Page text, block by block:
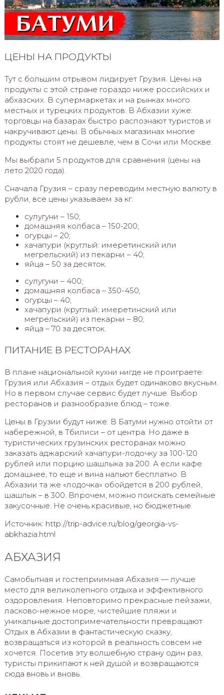
ЦЕНЫ НА ПРОДУКТЫ
Тут с большим отрывом лидирует Грузия. Цены на
продукты с этой стране гораздо ниже российских и
абхазских. В супермаркетах и на рынках много
местных и турецких продуктов. В Абхазии хуже:
торговцы на базарах быстро распознают туристов и
накручивают цены. В обычных магазинах многие
продукты стоят не дешевле, чем в Сочи или Москве.
Мы выбрали 5 продуктов для сравнения (цены на
лето 2020 года).
Сначала Грузия – сразу переводим местную валюту в
рубли, все цены указываем за кг:
сулугуни – 150;
домашняя колбаса – 150-200;
огурцы – 20;
хачапури (круглый: имеретинский или
мегрельский) из пекарни – 40;
яйца – 50 за десяток.
сулугуни – 400;
домашняя колбаса – 350-450;
огурцы – 40;
хачапури (круглый: имеретинский или
мегрельский) из пекарни – 80;
яйца – 70 за десяток.
ПИТАНИЕ В РЕСТОРАНАХ
В плане национальной кухни нигде не проиграете:
Грузия или Абхазия – отдых будет одинаково вкусным.
Но в первом случае сервис будет лучше. Выбор
ресторанов и разнообразие блюд – тоже.
Цены в Грузии будут ниже. В Батуми нужно отойти от
набережной, в Тбилиси – от центра. Но даже в
туристических грузинских ресторанах можно
заказать аджарский хачапури-лодочку за 100-120
рублей или порцию шашлыка за 200. А если кафе
домашнее, то еще и вина нальют бесплатно. В
Абхазии та же «лодочка» обойдется в 200 рублей,
шашлык – в 300. Впрочем, можно поискать семейные
закусочные. Не очень красивые, но бюджетные.
Источник: http://trip-advice.ru/blog/georgia-vs-
abkhazia.html
АБХАЗИЯ
Самобытная и гостеприимная Абхазия — лучше
место для великолепного отдыха и эффективного
оздоровления. Неповторимо прекрасные пейзажи,
ласково-нежное море, чистейшие пляжи и
уникальные достопримечательности превращают
Отдых в Абхазии в фантастическую сказку,
возвращаться из которой в реальность совсем не
хочется. Посетив эту волшебную страну один раз,
туристы прикипают к ней душой и возвращаются
сюда вновь и вновь.